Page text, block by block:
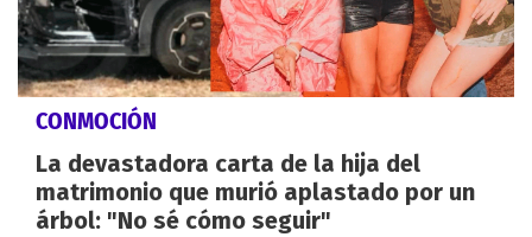
CONMOCIÓN
La devastadora carta de la hija del
matrimonio que murió aplastado por un
árbol: "No sé cómo seguir"